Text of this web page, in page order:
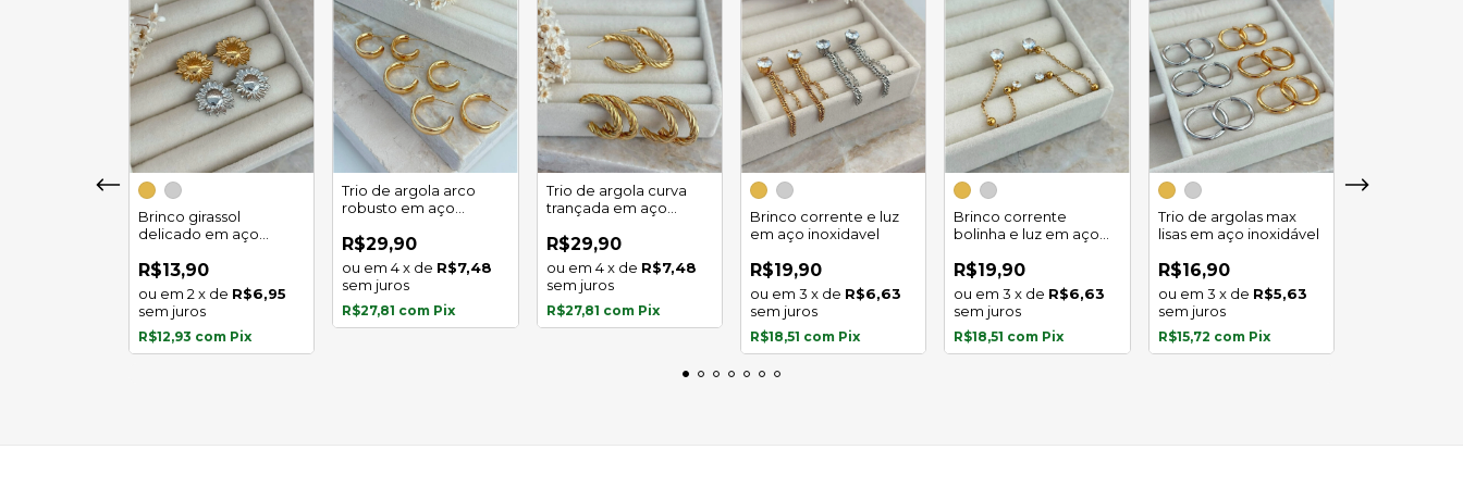
Brinco girassol
delicado em aço
R$13,90
2 x de R$6,95
sem juros
R$12,93 com Pix
Trio de argola arco
robusto em aço
R$29,90
4 x de R$7,48
sem juros
R$27,81 com Pix
Trio de argola curva
trançada em aço
R$29,90
4 x de R$7,48
sem juros
R$27,81 com Pix
Brinco corrente e luz
em aço inoxidavel
R$19,90
3 x de R$6,63
sem juros
R$18,51 com Pix
Brinco corrente
bolinha e luz em aço
R$19,90
3 x de R$6,63
sem juros
R$18,51 com Pix
Trio de argolas max
lisas em aço inoxidável
R$16,90
3 x de R$5,63
sem juros
R$15,72 com Pix
Trio de argola